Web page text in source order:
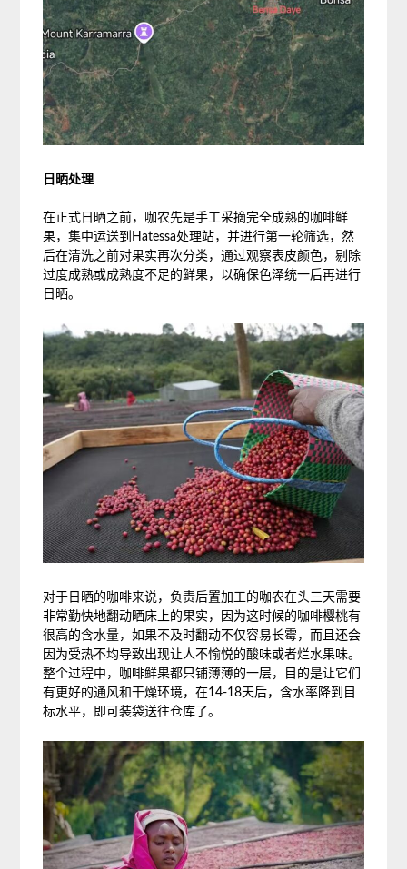
日晒处理
在正式日晒之前，咖农先是手工采摘完全成熟的咖啡鲜
果，集中运送到Hatessa处理站，并进行第一轮筛选，然
后在清洗之前对果实再次分类，通过观察表皮颜色，剔除
过度成熟或成熟度不足的鲜果，以确保色泽统一后再进行
日晒。
对于日晒的咖啡来说，负责后置加工的咖农在头三天需要
非常勤快地翻动晒床上的果实，因为这时候的咖啡樱桃有
很高的含水量，如果不及时翻动不仅容易长霉，而且还会
因为受热不均导致出现让人不愉悦的酸味或者烂水果味。
整个过程中，咖啡鲜果都只铺薄薄的一层，目的是让它们
有更好的通风和干燥环境，在14-18天后，含水率降到目
标水平，即可装袋送往仓库了。